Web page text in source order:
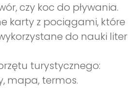
czy koc do pływania.
karty z pociągami, które
do nauki liter
turystycznego:
mapa, termos.